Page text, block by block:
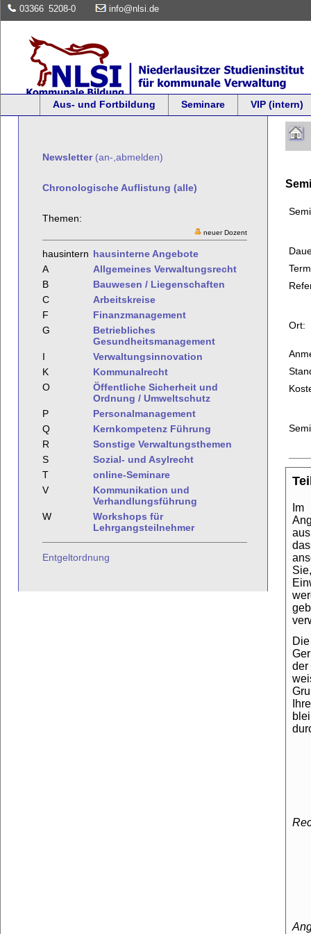
03366 5208-0 info@nlsi.de
Aus- und Fortbildung Seminare VIP (intern)
Newsletter(an-,abmelden)
Chronologische Auflistung (alle)
Themen:
neuer Dozent
hausintern hausinterne Angebote
A
Allgemeines Verwaltungsrecht
B
Bauwesen / Liegenschaften
C
Arbeitskreise
F
Finanzmanagement
G
Betriebliches
Gesundheitsmanagement
I
Verwaltungsinnovation
K
Kommunalrecht
O
Öffentliche Sicherheit und
Ordnung / Umweltschutz
P
Personalmanagement
Q
Kernkompetenz Führung
R
Sonstige Verwaltungsthemen
S
Sozial- und Asylrecht
T
online-Seminare
V
Kommunikation und
Verhandlungsführung
W
Workshops für
Lehrgangsteilnehmer
Entgeltordnung
Ort: